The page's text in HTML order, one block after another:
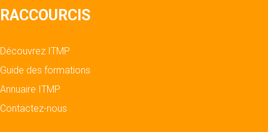
RACCOURCIS
Découvrez ITMP
Guide des formations
Annuaire ITMP
Contactez-nous